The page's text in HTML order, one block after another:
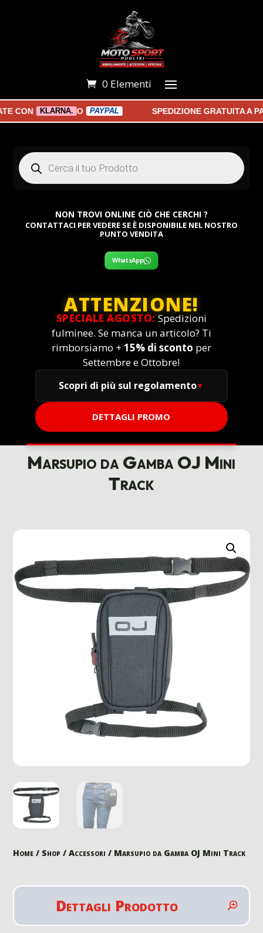
0 Elementi
KLARNA. O PAYPAL SPEDIZIONE GRATUITA A
Products
search
NON TROVI ONLINE CIÒ CHE CERCHI ?
CONTATTACI PER VEDERE SE È DISPONIBILE NEL NOSTRO
PUNTO VENDITA
WhatsApp
ATTENZIONE!
SPECIALE AGOSTO: Spedizioni
fulminee. Se manca un articolo? Ti
rimborsiamo + 15% di sconto per
Settembre e Ottobre!
Scopri di più sul regolamento
DETTAGLI PROMO
Marsupio da Gamba OJ Mini
Track
Home / Shop /Accessori / Marsupio da Gamba OJ Mini Track
Dettagli Prodotto